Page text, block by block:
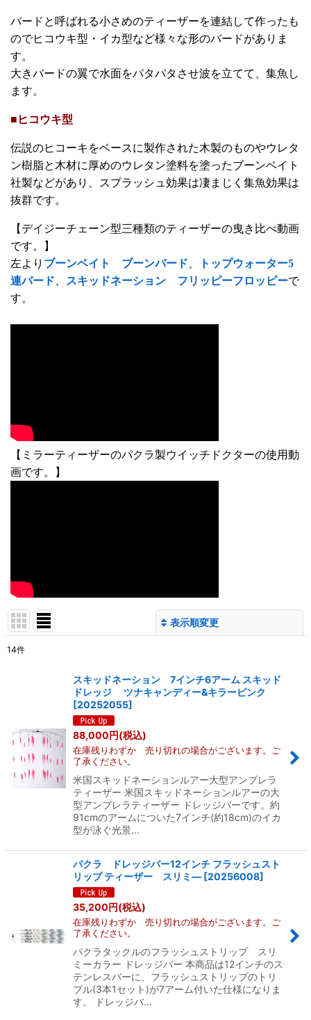
バードと呼ばれる小さめのティーザーを連結して作ったも
のでヒコウキ型・イカ型など様々な形のバードがありま
す。
大きバードの翼で水面をパタパタさせ波を立てて、集魚し
ます。
■ヒコウキ型
伝説のヒコーキをベースに製作された木製のものやウレタ
ン樹脂と木材に厚めのウレタン塗料を塗ったブーンベイト
社製などがあり、スプラッシュ効果は凄まじく集魚効果は
抜群です。
【デイジーチェーン型三種類のティーザーの曳き比べ動画
です。】
左より ブーンベイト ブーンバード
トップウォーター5
連バード
スキッドネーション フリッピーフロッピーで
す。
【ミラーティーザーのパクラ製ウイッチドクターの使用動
画です。】
表示順変更
サブカテゴリ
並び順:
絞り込む
14件
スキッドネーション 7インチ6アーム スキッド
ドレッジ ツナキャンディー&キラーピンク
[20252055]
88,000円(税込)
在庫残りわずか 売り切れの場合がございます。ご
了承ください。
米国スキッドネーションルアー大型アンブレラ
ティーザー 米国スキッドネーションルアーの大
型アンブレラティーザー ドレッジバーです。約
91cmのアームについた7インチ(約18cm)のイカ
型が泳ぐ光景…
パクラ ドレッジバー12インチ フラッシュスト
リップ ティーザー スリミ― [20256008]
35,200円(税込)
在庫残りわずか 売り切れの場合がございます。ご
了承ください。
パクラタックルのフラッシュストリップ スリ
ミーカラー ドレッジバー 本商品は12インチのス
テンレスバーに、フラッシュストリップのトリ
プル(3本1セット)が7アーム付いた仕様になりま
す。 ドレッジバ…